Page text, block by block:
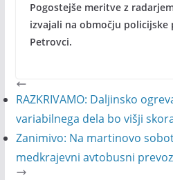
Pogostejše meritve z
izvajali na območju policijske
Petrovci.
RAZKRIVAMO: Daljinsko
variabilnega dela bo višji
Zanimivo: Na martinovo
medkrajevni avtobusni prevoz